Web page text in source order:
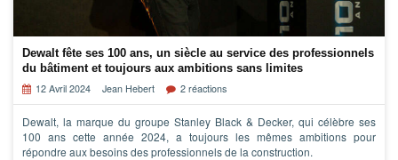
Dewalt fête ses 100 ans, un siècle au service des professionnels
du bâtiment et toujours aux ambitions sans limites
12 Avril 2024
Jean Hebert 2 réactions
Dewalt, la marque du groupe Stanley Black & Decker, qui célèbre ses
100 ans cette année 2024, a toujours les mêmes ambitions pour
répondre aux besoins des professionnels de la construction.